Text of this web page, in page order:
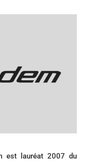
est lauréat 2007 du